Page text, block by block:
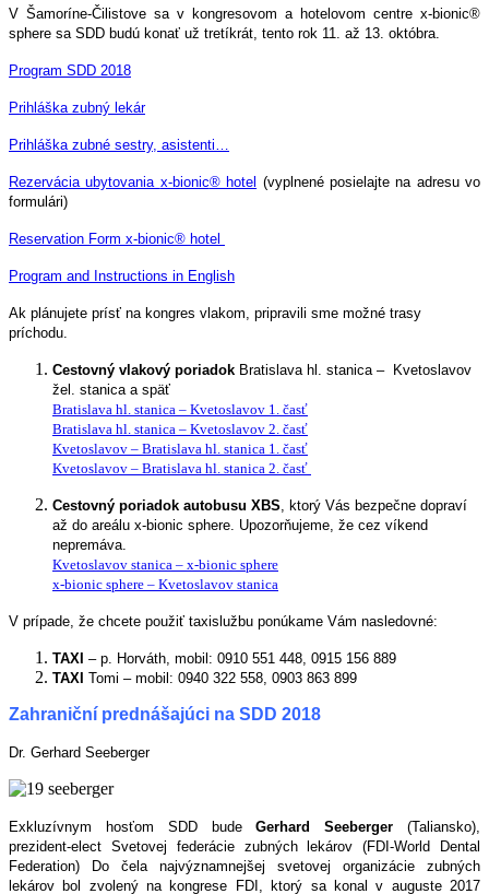
V Šamoríne-Čilistove sa v kongresovom a hotelovom centre x-bionic®
sphere sa SDD budú konať už tretíkrát, tento rok 11. až 13. októbra.
Program SDD 2018
Prihláška zubný lekár
Prihláška zubné sestry, asistenti…
Rezervácia ubytovania x-bionic® hotel (vyplnené posielajte na adresu vo
formulári)
Reservation Form x-bionic® hotel
Program and Instructions in English
Ak plánujete prísť na kongres vlakom, pripravili sme možné trasy
príchodu.
Cestovný vlakový poriadok Bratislava hl. stanica – Kvetoslavov
žel. stanica a späť
Bratislava hl. stanica – Kvetoslavov 1. časť
Bratislava hl. stanica – Kvetoslavov 2. časť
Kvetoslavov – Bratislava hl. stanica 1. časť
Kvetoslavov – Bratislava hl. stanica 2. časť
Cestovný poriadok autobusu XBS, ktorý Vás bezpečne dopraví
až do areálu x-bionic sphere. Upozorňujeme, že cez víkend
nepremáva.
Kvetoslavov stanica – x-bionic sphere
x-bionic sphere – Kvetoslavov stanica
V prípade, že chcete použiť taxislužbu ponúkame Vám nasledovné:
TAXI – p. Horváth, mobil: 0910 551 448, 0915 156 889
TAXI Tomi – mobil: 0940 322 558, 0903 863 899
Zahraniční prednášajúci na SDD 2018
Dr. Gerhard Seeberger
Exkluzívnym hosťom SDD budeGerhard Seeberger (Taliansko),
prezident-elect Svetovej federácie zubných lekárov (FDI-World Dental
Federation) Do čela najvýznamnejšej svetovej organizácie zubných
lekárov bol zvolený na kongrese FDI, ktorý sa konal v auguste 2017